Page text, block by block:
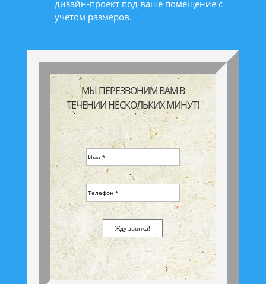
дизайн-проект под ваше помещение с
учетом размеров.
МЫ ПЕРЕЗВОНИМ ВАМ В
ТЕЧЕНИИ НЕСКОЛЬКИХ МИНУТ!